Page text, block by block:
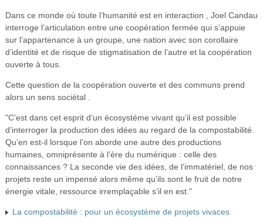
Dans ce monde où toute l’humanité est en interaction , Joel Candau
interroge l’articulation entre une coopération fermée qui s’appuie
sur l’appartenance à un groupe, une nation avec son corollaire
d’identité et de risque de stigmatisation de l’autre et la coopération
ouverte à tous.
Cette question de la coopération ouverte et des communs prend
alors un sens sociétal .
"C’est dans cet esprit d’un écosystéme vivant qu’il est possible
d’interroger la production des idées au regard de la compostabilité.
Qu’en est-il lorsque l’on aborde une autre des productions
humaines, omniprésente à l’ère du numérique : celle des
connaissances ? La seconde vie des idées, de l’immatériel, de nos
projets reste un impensé alors même qu’ils sont le fruit de notre
énergie vitale, ressource irremplaçable s’il en est."
La compostabilité : pour un écosystème de projets vivaces